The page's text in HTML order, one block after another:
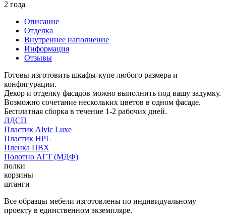
2 года
Описание
Отделка
Внутреннее наполнение
Информация
Отзывы
Готовы изготовить шкафы-купе любого размера и
конфигурации.
Декор и отделку фасадов можно выполнить под вашу задумку.
Возможно сочетание нескольких цветов в одном фасаде.
Бесплатная сборка в течение 1-2 рабочих дней.
ЛДСП
Пластик Alvic Luxe
Пластик HPL
Пленка ПВХ
Полотно АГТ (МДФ)
полки
корзины
штанги
Все образцы мебели изготовлены по индивидуальному
проекту в единственном экземпляре.